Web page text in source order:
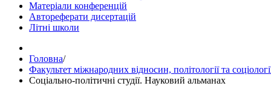
Матеріали конференцій
Автореферати дисертацій
Літні школи
Головна/
Факультет міжнародних відносин, політології та
Соціально-політичні студії. Науковий альманах